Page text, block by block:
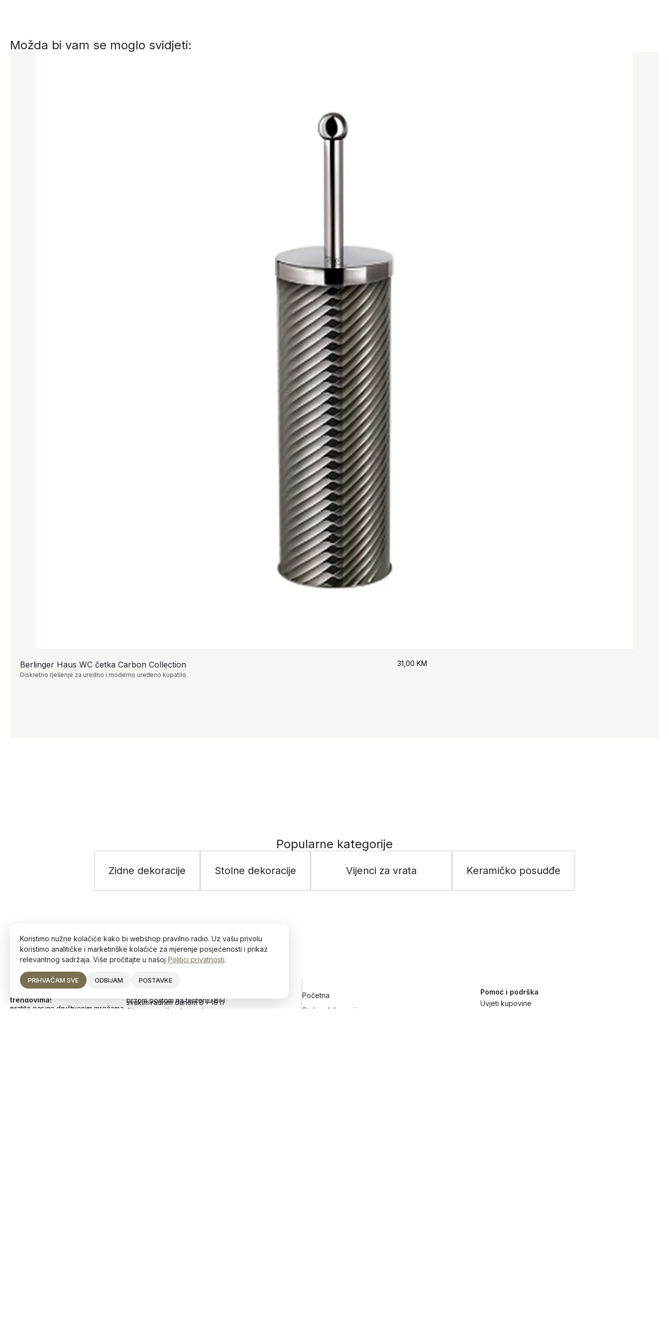
Možda bi vam se moglo svidjeti:
Berlinger Haus WC četka Carbon Collection
Diskretno rješenje za uredno i moderno uređeno kupatilo.
31,00KM
Popularne kategorije
Zidne dekoracije Stolne dekoracije Vijenci za vrata Keramičko posudđe
trendovima!
pratite nas na društvenim mrežama
čitajte naš blog (uskoro)
brzom poštom na teritoriju BiH
svakim radnim danom 8 – 16 h
Sigurna online kupovina
Početna
Stolne dekoracije
Pomoć i podrška
Uvjeti kupovine
Koristimo nužne kolačiće kako bi webshop pravilno radio. Uz vašu privolu
koristimo analitičke i marketinške kolačiće za mjerenje posjećenosti i prikaz
relevantnog sadržaja. Više pročitajte u našoj Politici privatnosti.
PRIHVAĆAM SVE ODBIJAM POSTAVKE